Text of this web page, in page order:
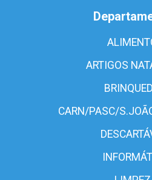
ARTIGOS
CARN/PASC/